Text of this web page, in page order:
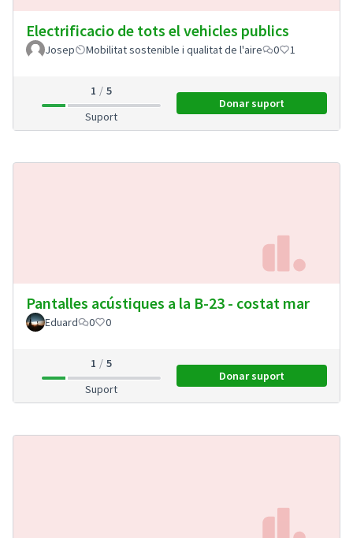
Electrificacio de tots el vehicles publics
Josep Mobilitat sostenible i qualitat de l'aire 0 1
1
5
Suport
Donar suportElectrificacio de
Pantalles acústiques a la B-23 - costat mar
Eduard 0 0
1
5
Suport
Donar suport
Pantalles